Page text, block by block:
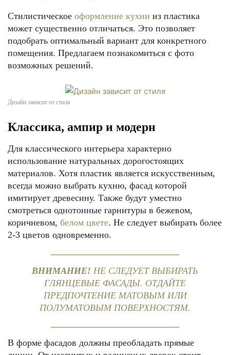
Стилистическое оформление кухни из пластика
может существенно отличаться. Это позволяет
подобрать оптимальный вариант для конкретного
помещения. Предлагаем познакомиться с фото
возможных решений.
Дизайн зависит от стиля
Классика, ампир и модерн
Для классического интерьера характерно
использование натуральных дорогостоящих
материалов. Хотя пластик является искусственным,
всегда можно выбрать кухню, фасад которой
имитирует древесину. Также будут уместно
смотреться однотонные гарнитуры в бежевом,
коричневом, белом цвете. Не следует выбирать более
2-3 цветов одновременно.
ВНИМАНИЕ! НЕ СЛЕДУЕТ ВЫБИРАТЬ
ГЛЯНЦЕВЫЕ ФАСАДЫ. ОТДАЙТЕ
ПРЕДПОЧТЕНИЕ МАТОВЫМ ИЛИ
ПОЛУМАТОВЫМ ПОВЕРХНОСТЯМ.
В форме фасадов должны преобладать прямые